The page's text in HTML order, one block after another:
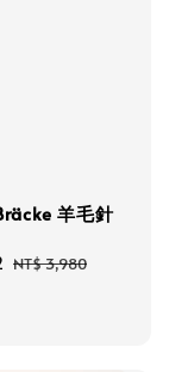
羊毛針
Regular
NT$ 3,980